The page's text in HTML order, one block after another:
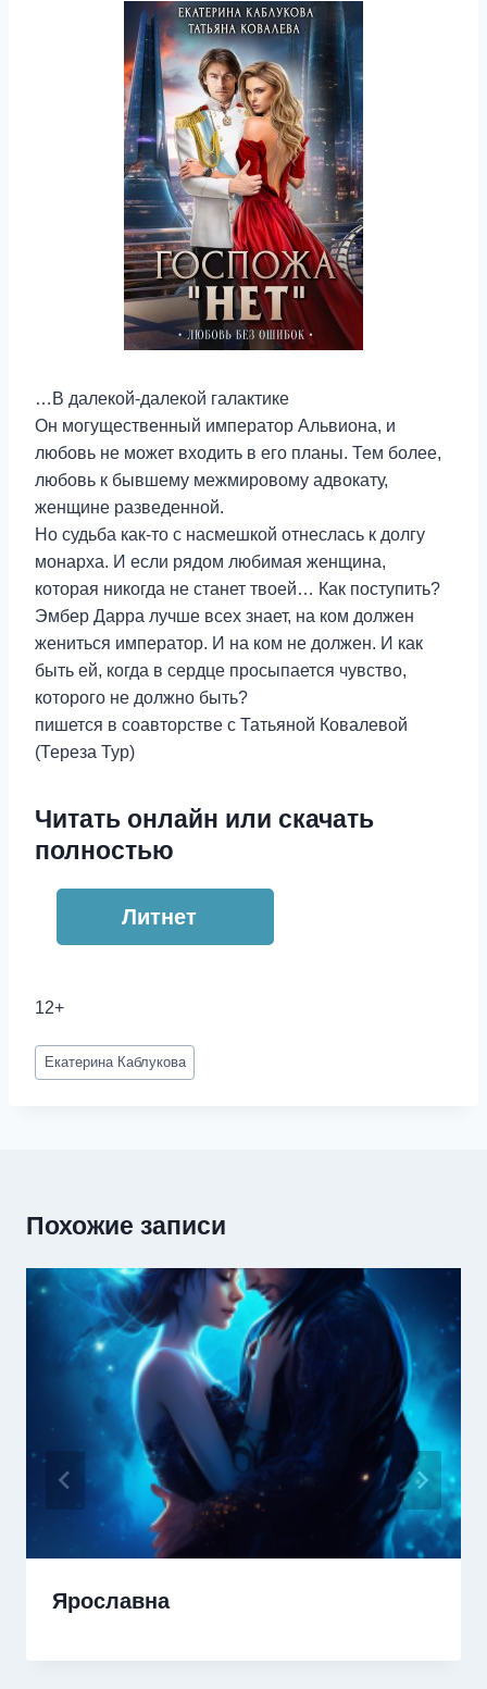
…В далекой-далекой галактике
Он могущественный император Альвиона, и
любовь не может входить в его планы. Тем более,
любовь к бывшему межмировому адвокату,
женщине разведенной.
Но судьба как-то с насмешкой отнеслась к долгу
монарха. И если рядом любимая женщина,
которая никогда не станет твоей… Как поступить?
Эмбер Дарра лучше всех знает, на ком должен
жениться император. И на ком не должен. И как
быть ей, когда в сердце просыпается чувство,
которого не должно быть?
пишется в соавторстве с Татьяной Ковалевой
(Тереза Тур)
Читать онлайн или скачать
полностью
Литнет
12+
Метки
записи:
Екатерина Каблукова
Похожие записи
Ярославна